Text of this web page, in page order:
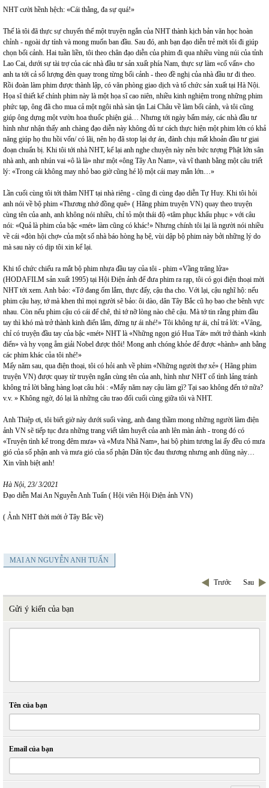
NHT cười hềnh hệch: «Cái thằng, đa sự quá!»
Thế là tôi đã thực sự chuyển thể một truyện ngắn của NHT thành kịch bản văn học hoàn
chỉnh - ngoài dự tính và mong muốn ban đầu. Sau đó, anh bạn đạo diễn trẻ mời tôi đi giúp
chọn bối cảnh. Hai tuần liền, tôi theo chân đạo diễn của phim đi qua nhiều vùng núi của tỉnh
Lao Cai, dưới sự tài trợ của các nhà đầu tư sản xuất phía Nam, thực sự làm «cố vấn» cho
anh ta tới cả số lượng đèn quay trong từng bối cảnh - theo đề nghị của nhà đầu tư đi theo.
Rồi đoàn làm phim được thành lập, có văn phòng giao dịch và tổ chức sản xuất tại Hà Nội.
Họa sĩ thiết kế chính phim này là một họa sĩ cao niên, nhiều kinh nghiệm trong những phim
phức tạp, ông đã cho mua cả một ngôi nhà sàn tận Lai Châu về làm bối cảnh, và tôi cũng
giúp ông dựng một vườn hoa thuốc phiện giả… Nhưng tới ngày bấm máy, các nhà đầu tư
hình như nhận thấy anh chàng đạo diễn này không đủ tư cách thực hiện một phim lớn có khả
năng giúp họ thu hồi vốn/ có lãi, nên họ đã stop lại dự án, đành chịu mất khoản đầu tư giai
đoạn chuẩn bị. Khi tôi tới nhà NHT, kể lại anh nghe chuyện này nên bức tượng Phật lớn sân
nhà anh, anh nhún vai «ô là là» như một «ông Tây An Nam», và vĩ thanh bằng một câu triết
lý: «Trong cái không may nhỏ bao giờ cũng hé lộ một cái may mắn lớn…»
Lần cuối cùng tôi tới thăm NHT tại nhà riêng - cũng đi cùng đạo diễn Tự Huy. Khi tôi hỏi
anh nói về bộ phim «Thương nhớ đồng quê» ( Hãng phim truyện VN) quay theo truyện
cùng tên của anh, anh không nói nhiều, chỉ tỏ một thái độ «tâm phục khẩu phục » với câu
nói: «Quả là phim của bậc «mét» làm cũng có khác!» Nhưng chính tôi lại là người nói nhiều
về cái «đòn hội chợ» của một số nhà báo hòng hạ bệ, vùi dập bộ phim này bởi những lý do
mà sau này có dịp tôi xin kể lại.
Khi tổ chức chiếu ra mắt bộ phim nhựa đầu tay của tôi - phim «Vầng trăng lửa»
(HODAFILM sản xuất 1995) tại Hội Điện ảnh để đưa phim ra rạp, tôi có gọi điện thoại mời
NHT tới xem. Anh bảo: «Tớ đang ốm lắm, thực đấy, cậu tha cho. Với lại, cậu nghĩ hộ: nếu
phim cậu hay, tớ mà khen thì mọi người sẽ bảo: ôi dào, dân Tây Bắc cũ họ bao che bênh vực
nhau. Còn nếu phim cậu có cái để chê, thì tớ nỡ lòng nào chê cậu. Mà tớ tin rằng phim đầu
tay thì khó mà trở thành kinh điển lắm, đừng tự ái nhé!» Tôi không tự ái, chỉ trả lời: «Vâng,
chỉ có truyện đầu tay của bậc «mét» NHT là «Những ngọn gió Hua Tát» mới trở thành «kinh
điển» và hy vọng ẵm giải Nobel được thôi! Mong anh chóng khỏe để được «hành» anh bằng
các phim khác của tôi nhé!»
Mấy năm sau, qua điện thoại, tôi có hỏi anh về phim «Những người thợ xẻ» ( Hãng phim
truyện VN) được quay từ truyện ngắn cùng tên của anh, hình như NHT cố tình lảng tránh
không trả lời bằng hàng loạt câu hỏi : «Mấy năm nay cậu làm gì? Tại sao không đến tớ nữa?
v.v. » Không ngờ, đó lại là những câu trao đổi cuối cùng giữa tôi và NHT.
Anh Thiệp ơi, tôi biết giờ này dưới suối vàng, anh đang thầm mong những người làm điện
ảnh VN sẽ tiếp tục đưa những trang viết tâm huyết của anh lên màn ảnh - trong đó có
«Truyện tình kể trong đêm mưa» và «Mưa Nhã Nam», hai bộ phim tương lai ấy đều có mưa
gió của số phận anh và mưa gió của số phận Dân tộc đau thương nhưng anh dũng này…
Xin vĩnh biệt anh!
Hà Nội, 23/ 3/2021
Đạo diễn Mai An Nguyễn Anh Tuấn ( Hội viên Hội Điện ảnh VN)
( Ảnh NHT thời mới ở Tây Bắc về)
MAI AN NGUYỄN ANH TUẤN
Trước Sau
Gửi ý kiến của bạn
Tên của bạn
Email của bạn